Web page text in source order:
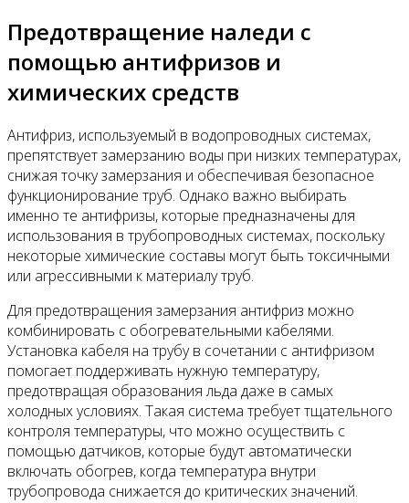
Предотвращение наледи с
помощью антифризов и
химических средств
Антифриз, используемый в водопроводных системах,
препятствует замерзанию воды при низких температурах,
снижая точку замерзания и обеспечивая безопасное
функционирование труб. Однако важно выбирать
именно те антифризы, которые предназначены для
использования в трубопроводных системах, поскольку
некоторые химические составы могут быть токсичными
или агрессивными к материалу труб.
Для предотвращения замерзания антифриз можно
комбинировать с обогревательными кабелями.
Установка кабеля на трубу в сочетании с антифризом
помогает поддерживать нужную температуру,
предотвращая образования льда даже в самых
холодных условиях. Такая система требует тщательного
контроля температуры, что можно осуществить с
помощью датчиков, которые будут автоматически
включать обогрев, когда температура внутри
трубопровода снижается до критических значений.